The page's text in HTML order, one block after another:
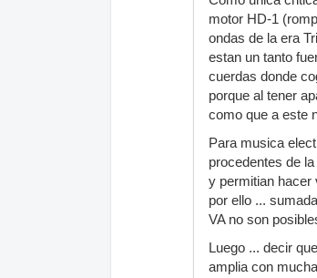
motor HD-1
ondas de la era
estan un tanto
cuerdas donde
porque al tener
como que a este
Para musica
procedentes de
y permitian hacer
por ello ...
VA no son
Luego ... decir
amplia con